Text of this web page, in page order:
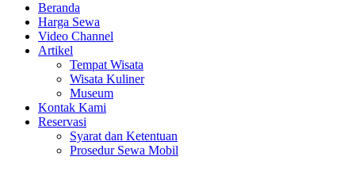
Beranda
Harga Sewa
Video Channel
Artikel
Tempat Wisata
Wisata Kuliner
Museum
Kontak Kami
Reservasi
Syarat dan Ketentuan
Prosedur Sewa Mobil